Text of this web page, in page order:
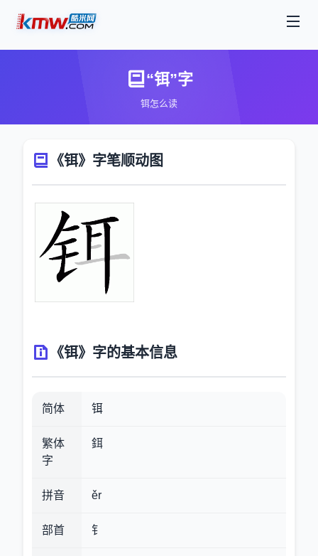
“铒”字
铒怎么读
《铒》字笔顺动图
《铒》字的基本信息
简体 铒
繁体
字
鉺
拼音 ěr
部首 钅